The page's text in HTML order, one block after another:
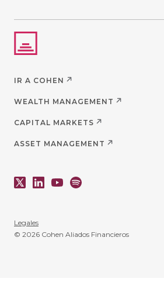
IR A COHEN
WEALTH MANAGEMENT
CAPITAL MARKETS
ASSET MANAGEMENT
Legales
© 2026 Cohen Aliados Financieros